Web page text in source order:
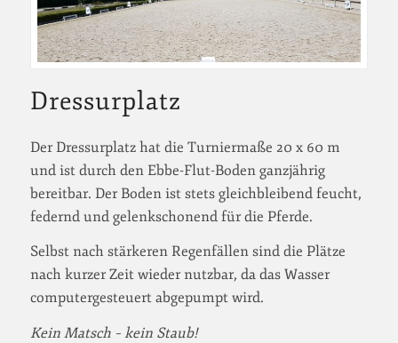
Dressurplatz
Der Dressurplatz hat die Turniermaße 20 x 60 m
und ist durch den Ebbe-Flut-Boden ganzjährig
bereitbar. Der Boden ist stets gleichbleibend feucht,
federnd und gelenkschonend für die Pferde.
Selbst nach stärkeren Regenfällen sind die Plätze
nach kurzer Zeit wieder nutzbar, da das Wasser
computergesteuert abgepumpt wird.
Kein Matsch – kein Staub!